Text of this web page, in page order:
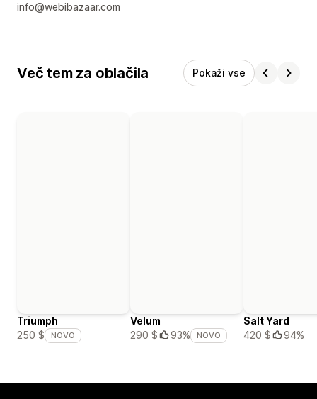
info@webibazaar.com
Več tem za oblačila Pokaži vse
Triumph
250 $
NOVO
Velum
290 $
93% NOVO
Salt Yard
420 $
94%